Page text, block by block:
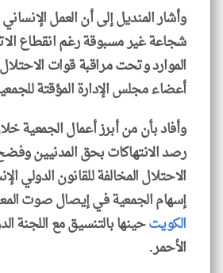
وأشار المنديل إلى أن العمل
شجاعة غير مسبوقة رغم انقطاع
الموارد وتحت مراقبة قوات
أعضاء مجلس الإدارة المؤقتة
وأفاد بأن من أبرز أعمال الجمعية
رصد الانتهاكات بحق المدنيين
الاحتلال المخالفة للقانون الدولي
إسهام الجمعية في إيصال صوت
الكويتحينها بالتنسيق مع اللجنة
الأحمر.